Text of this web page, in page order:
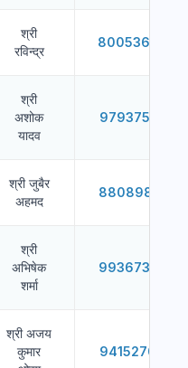
श्री
रविन्द्र
8005366484
श्री
अशोक
यादव
9793753570
श्री जुबैर
अहमद
8808981082
श्री
अभिषेक
शर्मा
9936739395
श्री अजय
कुमार
9415270646